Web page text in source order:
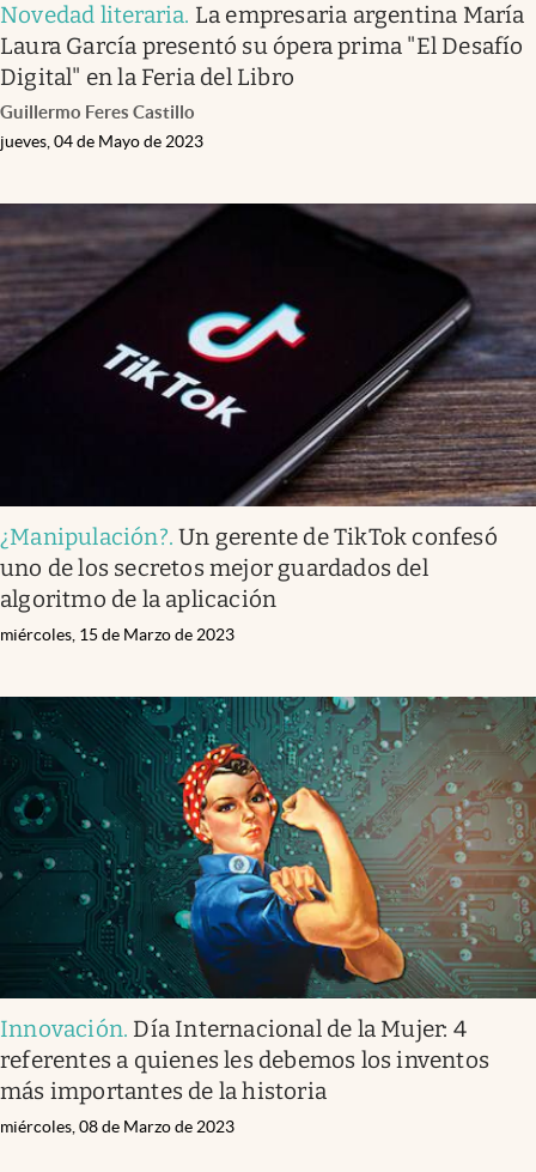
Novedad literaria. La empresaria argentina María
Laura García presentó su ópera prima "El Desafío
Digital" en la Feria del Libro
Guillermo Feres Castillo
jueves, 04 de Mayo de 2023
¿Manipulación?.Un gerente de TikTok confesó
uno de los secretos mejor guardados del
algoritmo de la aplicación
miércoles, 15 de Marzo de 2023
Innovación. Día Internacional de la Mujer: 4
referentes a quienes les debemos los inventos
más importantes de la historia
miércoles, 08 de Marzo de 2023